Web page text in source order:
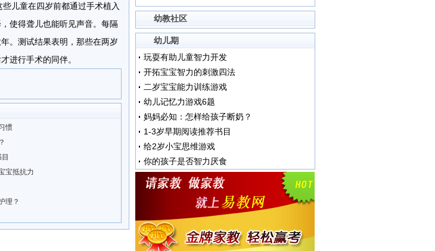
儿童在四岁前都通过手术植入
使得聋儿也能听见声音。每隔
。测试结果表明，那些在两岁
进行手术的同伴。
惯
宝抵抗力
理？
幼教社区
幼儿期
玩耍有助儿童智力开发
开拓宝宝智力的刺激四法
二岁宝宝能力训练游戏
幼儿记忆力游戏6题
妈妈必知：怎样给孩子断奶？
1-3岁早期阅读推荐书目
给2岁小宝思维游戏
你的孩子是否智力厌食